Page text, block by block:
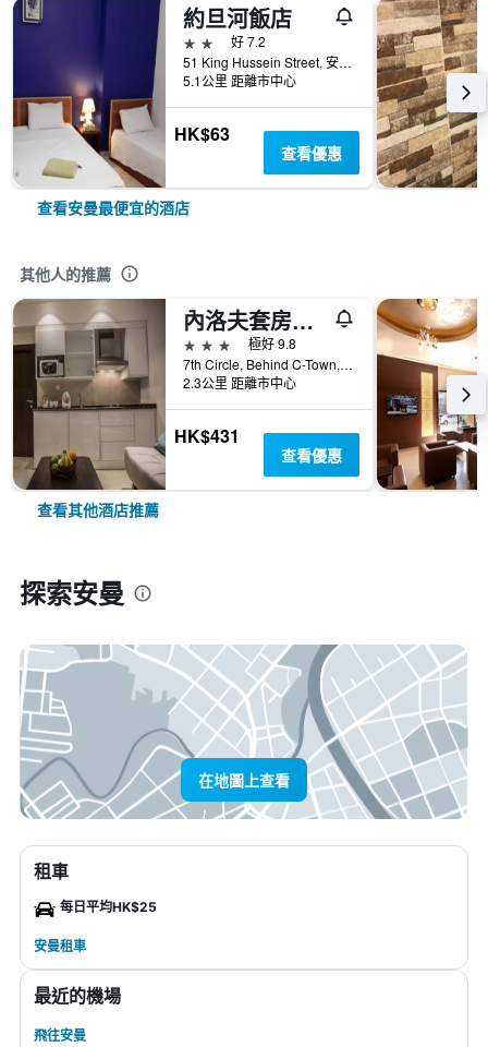
約旦河飯店
2星級
好 7.2
51 King Hussein Street, 安曼, 約旦
5.1公里 距離市中心
HK$63
查看優惠
查看安曼最便宜的酒店
其他人的推薦
內洛夫套房酒店
3星級
極好 9.8
7th Circle, Behind C-Town, 安曼, 約旦
2.3公里 距離市中心
HK$431
查看優惠
查看其他酒店推薦
探索安曼
在地圖上查看
租車
每日平均HK$25
安曼租車
最近的機場
飛往安曼